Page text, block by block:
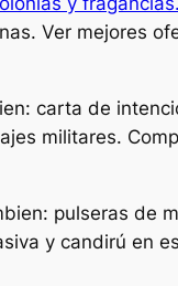
Ver mejores
carta de
militares.
pulseras de
y candirú en